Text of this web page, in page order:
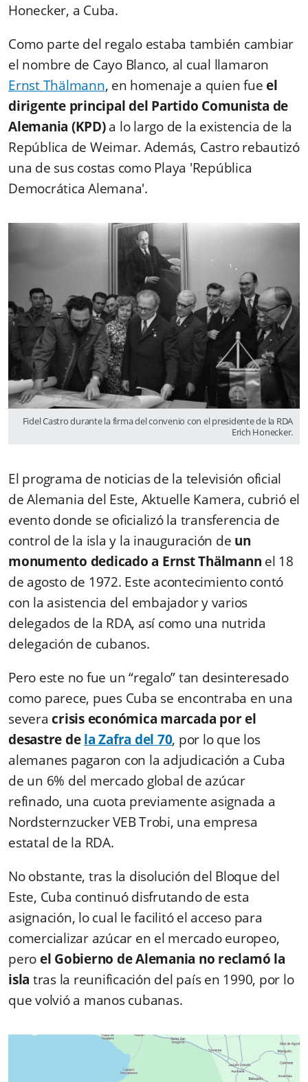
Honecker, a Cuba.
Como parte del regalo estaba también cambiar
el nombre de Cayo Blanco, al cual llamaron
Ernst Thälmann, en homenaje a quien fueel
dirigente principal del Partido Comunista de
Alemania (KPD)a lo largo de la existencia de la
República de Weimar. Además, Castro rebautizó
una de sus costas como Playa 'República
Democrática Alemana'.
Fidel Castro durante la firma del convenio con el presidente de la RDA
Erich Honecker.
El programa de noticias de la televisión oficial
de Alemania del Este, Aktuelle Kamera, cubrió el
evento donde se oficializó la transferencia de
control de la isla y la inauguración de un
monumento dedicado a Ernst Thälmann el 18
de agosto de 1972. Este acontecimiento contó
con la asistencia del embajador y varios
delegados de la RDA, así como una nutrida
delegación de cubanos.
Pero este no fue un “regalo” tan desinteresado
como parece, pues Cuba se encontraba en una
severacrisis económica marcada por el
desastre dela Zafra del 70, por lo que los
alemanes pagaron con la adjudicación a Cuba
de un 6% del mercado global de azúcar
refinado, una cuota previamente asignada a
Nordsternzucker VEB Trobi, una empresa
estatal de la RDA.
No obstante, tras la disolución del Bloque del
Este, Cuba continuó disfrutando de esta
asignación, lo cual le facilitó el acceso para
comercializar azúcar en el mercado europeo,
peroel Gobierno de Alemania no reclamó la
isla tras la reunificación del país en 1990, por lo
que volvió a manos cubanas.